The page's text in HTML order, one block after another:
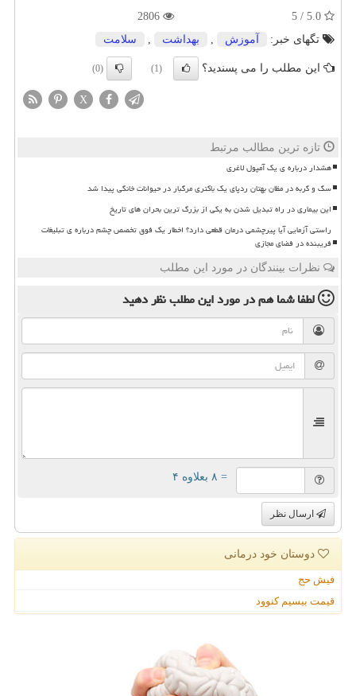
تگهای خبر:
آموزش بهداشت سلامت
این مطلب را می پسندید؟ (1)
(0)
X
تازه ترین مطالب مرتبط
هشدار درباره ی یک آمپول لاغری
سگ و گربه در مظان بهتان ردپای یک باکتری مرگبار در حیوانات خانگی پیدا شد
این بیماری در راه تبدیل شدن به یکی از بزرگ ترین بحران های تاریخ
راستی آزمایی آیا پیرچشمی درمان قطعی دارد؟ اخطار یک فوق تخصص چشم درباره ی تبلیغات
فریبنده در فضای مجازی
نظرات بینندگان در مورد این مطلب
لطفا شما همدر مورد این مطلبنظر دهید
= ۸ بعلاوه ۴
ارسال نظر
دوستان خود درمانی
فیش حج
قیمت بیسیم کنوود